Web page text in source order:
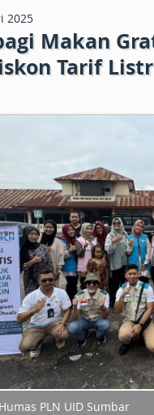
2025
Makan
Tarif
PLN UID Sumbar